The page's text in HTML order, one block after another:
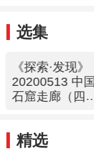
选集
《探索·发现》
20200513 中
石窟走廊（四
精选